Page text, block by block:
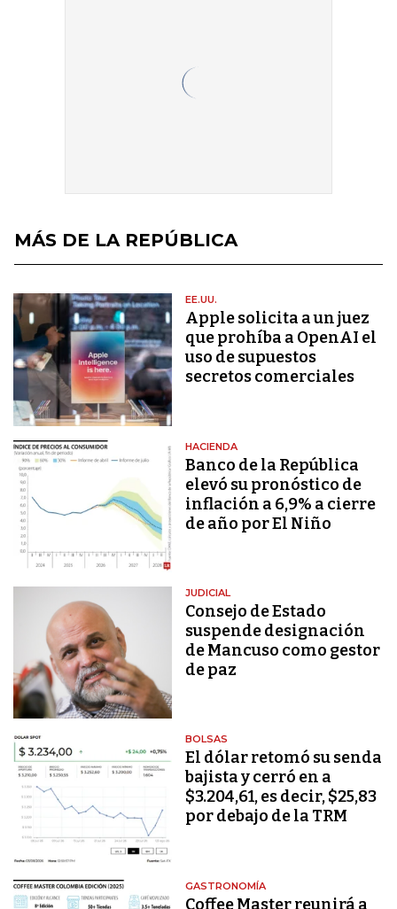
MÁS DE LA REPÚBLICA
EE.UU.
Apple solicita a un juez
que prohíba a OpenAI el
uso de supuestos
secretos comerciales
HACIENDA
Banco de la República
elevó su pronóstico de
inflación a 6,9% a cierre
de año por El Niño
JUDICIAL
Consejo de Estado
suspende designación
de Mancuso como gestor
de paz
BOLSAS
El dólar retomó su senda
bajista y cerró en a
$3.204,61, es decir, $25,83
por debajo de la TRM
GASTRONOMÍA
Coffee Master reunirá a